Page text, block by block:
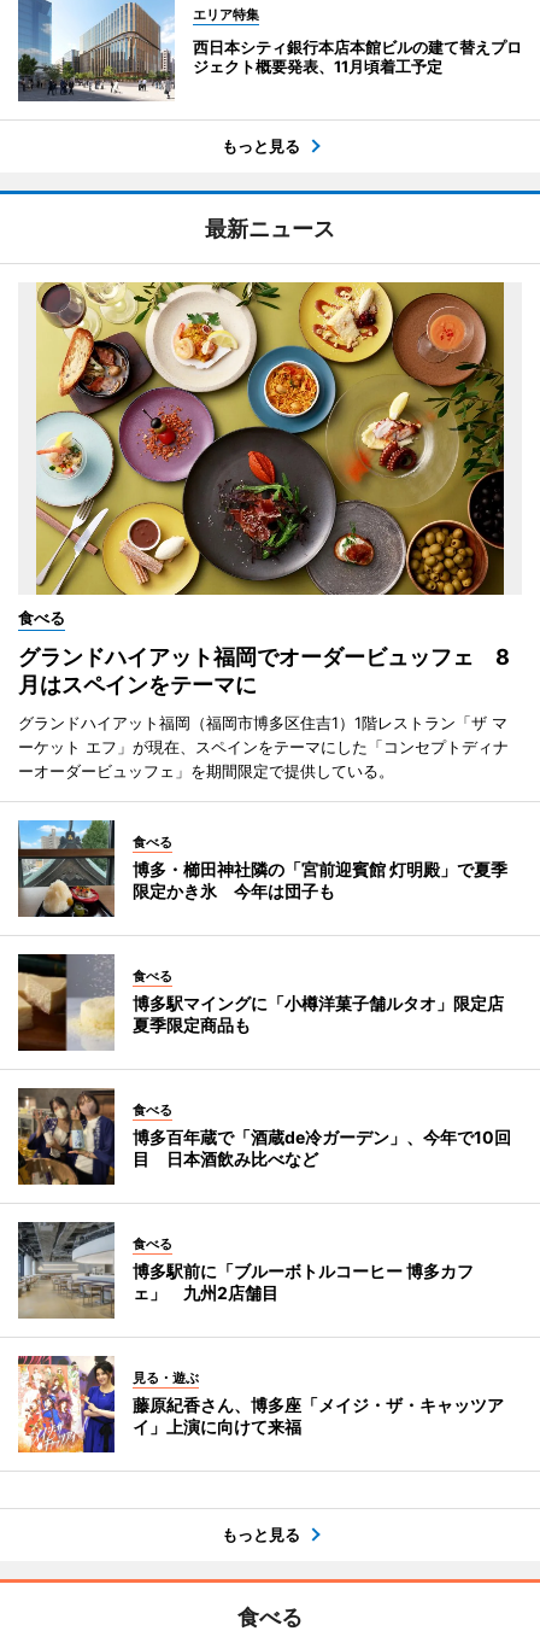
エリア特集
西日本シティ銀行本店本館ビルの建て替えプロ
ジェクト概要発表、11月頃着工予定
もっと見る
最新ニュース
食べる
グランドハイアット福岡でオーダービュッフェ 8
月はスペインをテーマに
グランドハイアット福岡（福岡市博多区住吉1）1階レストラン「ザ マ
ーケット エフ」が現在、スペインをテーマにした「コンセプトディナ
ーオーダービュッフェ」を期間限定で提供している。
食べる
博多・櫛田神社隣の「宮前迎賓館 灯明殿」で夏季
限定かき氷 今年は団子も
食べる
博多駅マイングに「小樽洋菓子舗ルタオ」限定店
夏季限定商品も
食べる
博多百年蔵で「酒蔵de冷ガーデン」、今年で10回
目 日本酒飲み比べなど
食べる
博多駅前に「ブルーボトルコーヒー 博多カフ
ェ」 九州2店舗目
見る・遊ぶ
藤原紀香さん、博多座「メイジ・ザ・キャッツア
イ」上演に向けて来福
もっと見る
食べる